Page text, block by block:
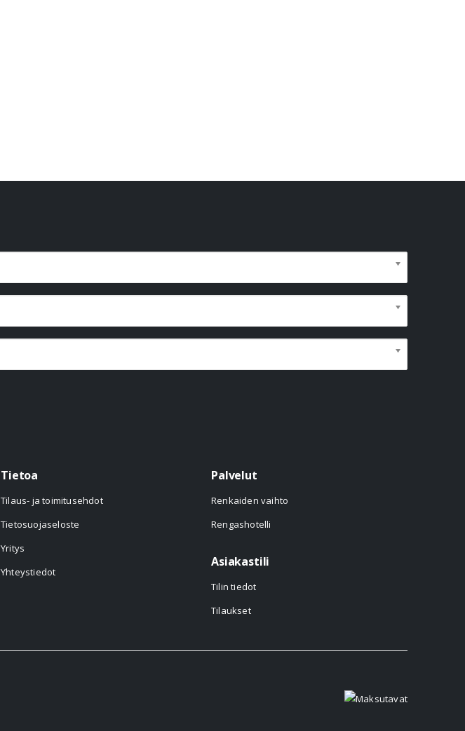
Tietoa
Tilaus- ja toimitusehdot
Tietosuojaseloste
Yritys
Yhteystiedot
Palvelut
Renkaiden vaihto
Rengashotelli
Asiakastili
Tilin tiedot
Tilaukset